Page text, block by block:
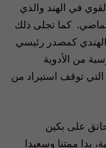
في الهند والذي
كما تجلى ذلك
كمصدر رئيسي
من الأدوية
التي توقف استيراد من
على بكين
بدا ممتنا وسعيدا